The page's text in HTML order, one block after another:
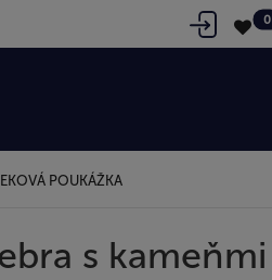
0
POUKÁŽKA
s kameňmi